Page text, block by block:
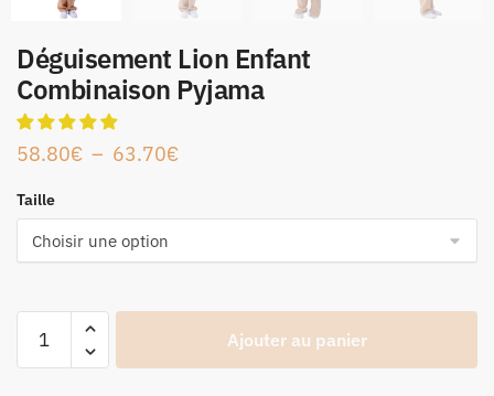
Déguisement Lion Enfant
Combinaison Pyjama
58.80€ – 63.70€
Taille
Ajouter au panier